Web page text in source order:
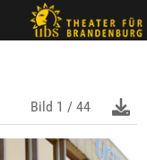
Bild 1 / 44